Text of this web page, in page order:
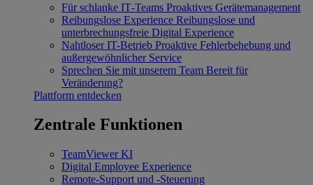
Für schlanke IT‐Teams Proaktives Gerätemanagement
Reibungslose Experience Reibungslose und
unterbrechungsfreie Digital Experience
Nahtloser IT-Betrieb Proaktive Fehlerbehebung und
außergewöhnlicher Service
Sprechen Sie mit unserem Team Bereit für
Veränderung?
Plattform entdecken
Zentrale Funktionen
TeamViewer KI
Digital Employee Experience
Remote-Support und -Steuerung